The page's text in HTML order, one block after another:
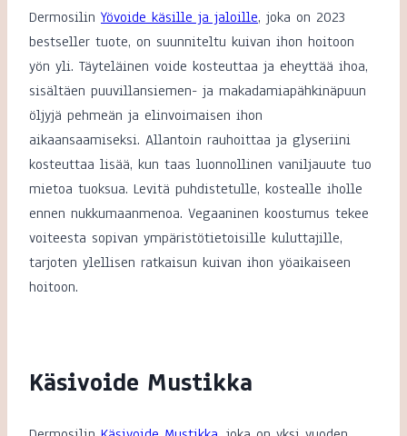
Dermosilin Yövoide käsille ja jaloille, joka on 2023
bestseller tuote, on suunniteltu kuivan ihon hoitoon
yön yli. Täyteläinen voide kosteuttaa ja eheyttää ihoa,
sisältäen puuvillansiemen- ja makadamiapähkinäpuun
öljyjä pehmeän ja elinvoimaisen ihon
aikaansaamiseksi. Allantoin rauhoittaa ja glyseriini
kosteuttaa lisää, kun taas luonnollinen vaniljauute tuo
mietoa tuoksua. Levitä puhdistetulle, kostealle iholle
ennen nukkumaanmenoa. Vegaaninen koostumus tekee
voiteesta sopivan ympäristötietoisille kuluttajille,
tarjoten ylellisen ratkaisun kuivan ihon yöaikaiseen
hoitoon.
Käsivoide Mustikka